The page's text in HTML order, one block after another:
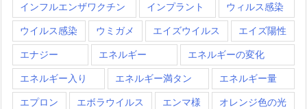
インフルエンザワクチン インプラント ウィルス感染
ウイルス感染 ウミガメ エイズウイルス エイズ陽性
エナジー エネルギー エネルギーの変化
エネルギー入り エネルギー満タン エネルギー量
エプロン エボラウイルス エンマ様 オレンジ色の光